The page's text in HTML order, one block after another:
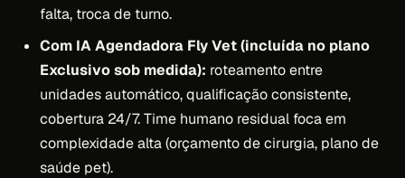
falta, troca de turno.
Com IA Agendadora Fly Vet (incluída no plano
Exclusivo sob medida): roteamento entre
unidades automático, qualificação consistente,
cobertura 24/7. Time humano residual foca em
complexidade alta (orçamento de cirurgia, plano de
saúde pet).